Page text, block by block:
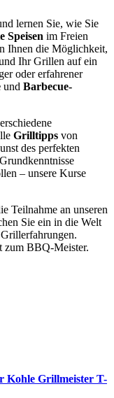
lernen Sie, wie Sie
Speisen im Freien
Ihnen die Möglichkeit,
Ihr Grillen auf ein
oder erfahrener
und Barbecue-
Grilltipps von
des perfekten
– unsere Kurse
Teilnahme an unseren
Sie ein in die Welt
zum BBQ-Meister.
Kohle Grillmeister T-